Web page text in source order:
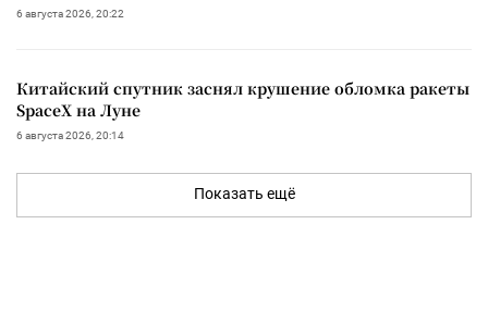
6 августа 2026, 20:22
Китайский спутник заснял крушение обломка ракеты
SpaceX на Луне
6 августа 2026, 20:14
Показать ещё